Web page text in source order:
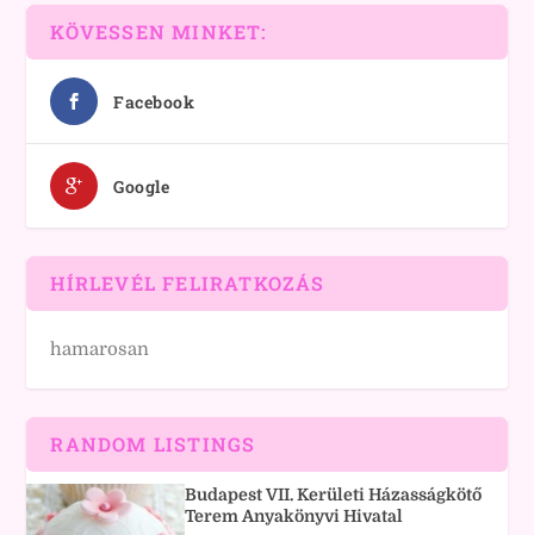
KÖVESSEN MINKET:
Facebook
Google
HÍRLEVÉL FELIRATKOZÁS
hamarosan
RANDOM LISTINGS
Budapest VII. Kerületi Házasságkötő
Terem Anyakönyvi Hivatal